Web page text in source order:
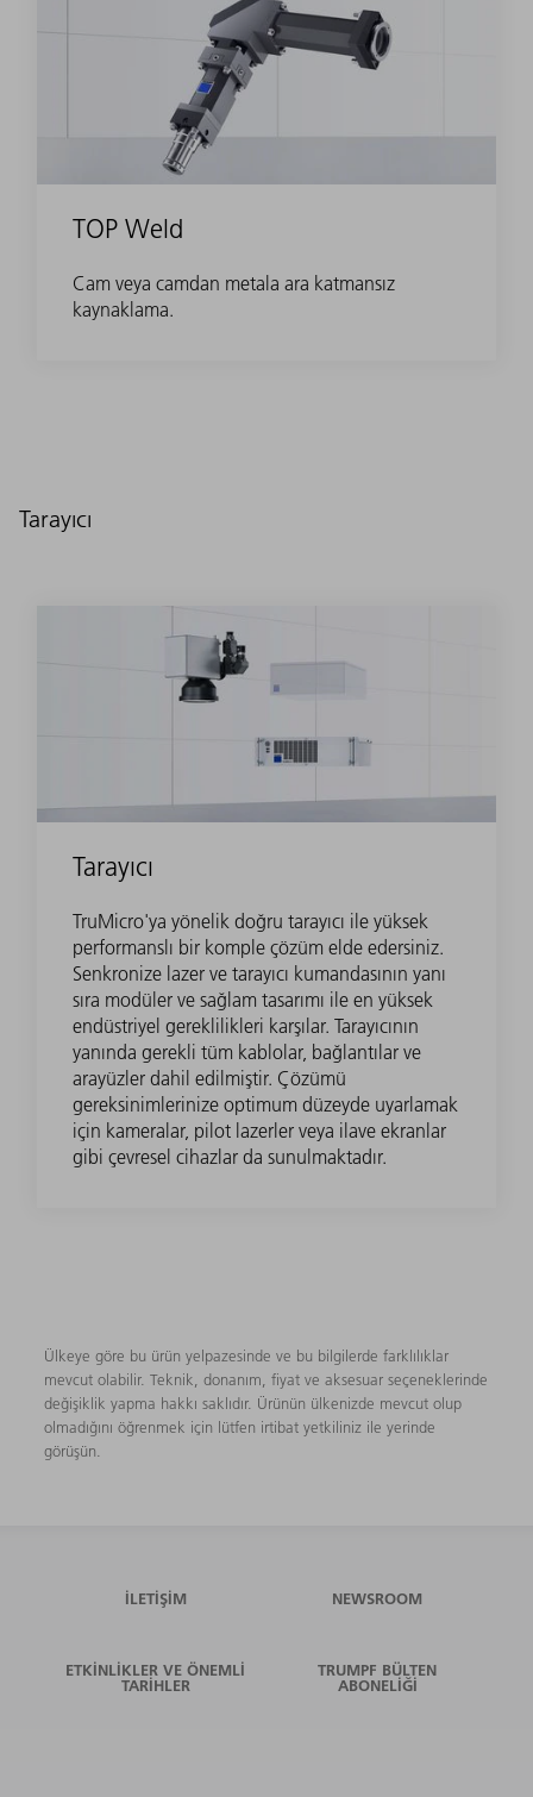
TOP Weld
Cam veya camdan metala ara katmansız
kaynaklama.
Tarayıcı
Tarayıcı
TruMicro'ya yönelik doğru tarayıcı ile yüksek
performanslı bir komple çözüm elde edersiniz.
Senkronize lazer ve tarayıcı kumandasının yanı
sıra modüler ve sağlam tasarımı ile en yüksek
endüstriyel gereklilikleri karşılar. Tarayıcının
yanında gerekli tüm kablolar, bağlantılar ve
arayüzler dahil edilmiştir. Çözümü
gereksinimlerinize optimum düzeyde uyarlamak
için kameralar, pilot lazerler veya ilave ekranlar
gibi çevresel cihazlar da sunulmaktadır.
Ülkeye göre bu ürün yelpazesinde ve bu bilgilerde farklılıklar
mevcut olabilir. Teknik, donanım, fiyat ve aksesuar seçeneklerinde
değişiklik yapma hakkı saklıdır. Ürünün ülkenizde mevcut olup
olmadığını öğrenmek için lütfen irtibat yetkiliniz ile yerinde
görüşün.
İLETIŞIM NEWSROOM
ETKINLIKLER VE ÖNEMLI
TARIHLER
TRUMPF BÜLTEN
ABONELIĞI